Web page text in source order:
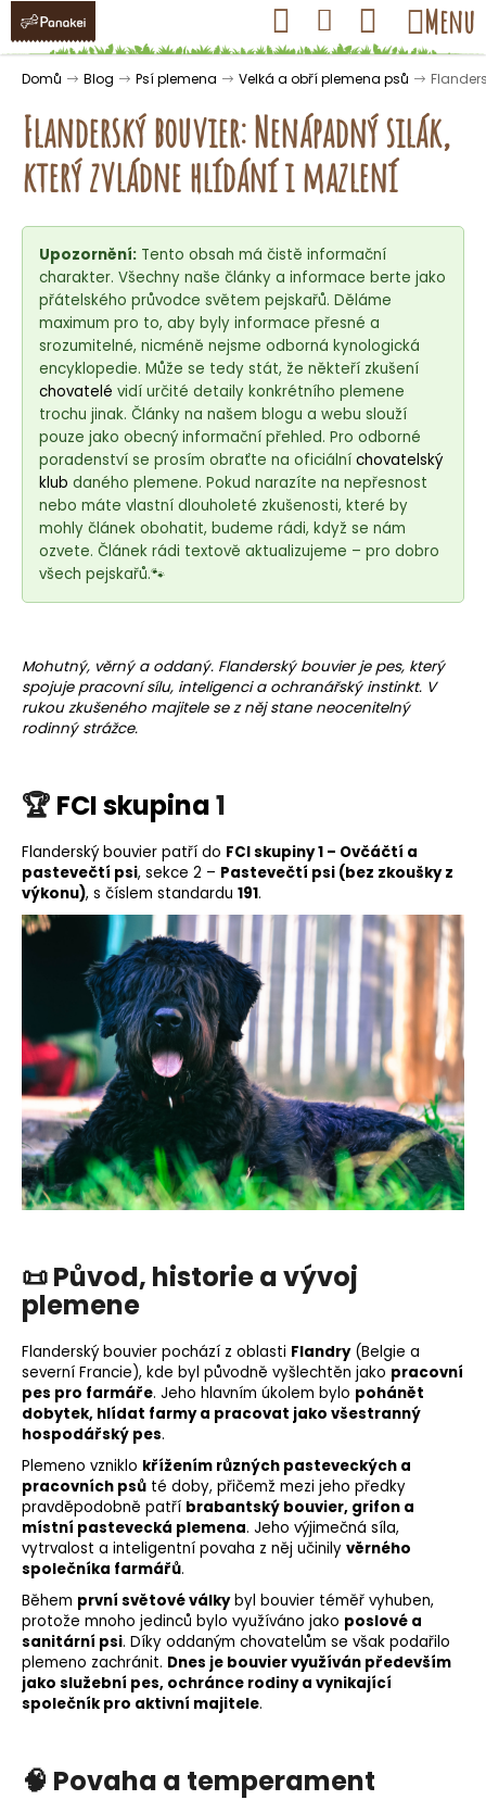
Přejít
obsah
Hledat Přihlášení
Nákupní
košík
Menu
Domů Blog Psí plemena Velká a obří plemena psů
Flanderský bouvier: Nenápadný silák,
který zvládne hlídání i mazlení
Upozornění: Tento obsah má čistě informační
charakter. Všechny naše články a informace berte jako
přátelského průvodce světem pejskařů. Děláme
maximum pro to, aby byly informace přesné a
srozumitelné, nicméně nejsme odborná kynologická
encyklopedie. Může se tedy stát, že někteří zkušení
chovatelé vidí určité detaily konkrétního plemene
trochu jinak. Články na našem blogu a webu slouží
pouze jako obecný informační přehled. Pro odborné
poradenství se prosím obraťte na oficiální chovatelský
klub daného plemene. Pokud narazíte na nepřesnost
nebo máte vlastní dlouholeté zkušenosti, které by
mohly článek obohatit, budeme rádi, když se nám
ozvete. Článek rádi textově aktualizujeme – pro dobro
všech pejskařů.🐾
Mohutný, věrný a oddaný. Flanderský bouvier je pes, který
spojuje pracovní sílu, inteligenci a ochranářský instinkt. V
rukou zkušeného majitele se z něj stane neocenitelný
rodinný strážce.
🏆 FCI skupina1
Flanderský bouvier patří do FCI skupiny 1 – Ovčáčtí a
pastevečtí psi, sekce 2 – Pastevečtí psi (bez zkoušky z
výkonu), s číslem standardu 191.
📜Původ, historie a vývoj
plemene
Flanderský bouvier pochází z oblasti Flandry(Belgie a
severní Francie), kde byl původně vyšlechtěn jako pracovní
pes pro farmáře. Jeho hlavním úkolem bylo pohánět
dobytek, hlídat farmy a pracovat jako všestranný
hospodářský pes.
Plemeno vzniklo křížením různých pasteveckých a
pracovních psů té doby, přičemž mezi jeho předky
pravděpodobně patří brabantský bouvier, grifon a
místní pastevecká plemena. Jeho výjimečná síla,
vytrvalost a inteligentní povaha z něj učinily věrného
společníka farmářů.
Během první světové válkybyl bouvier téměř vyhuben,
protože mnoho jedinců bylo využíváno jako poslové a
sanitární psi. Díky oddaným chovatelům se však podařilo
plemeno zachránit. Dnes je bouvier využíván především
jako služební pes, ochránce rodiny a vynikající
společník pro aktivní majitele.
🧠 Povaha a temperament
K
o Zpět
Zpět
o
a
í
t
?
D
u
č
u
j
e
m
e